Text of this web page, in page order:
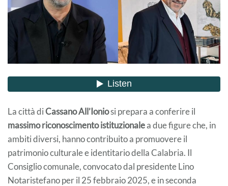
La città diCassano All’Ioniosi prepara a conferire il
massimo riconoscimento istituzionalea due figure che, in
ambiti diversi, hanno contribuito a promuovere il
patrimonio culturale e identitario della Calabria. Il
Consiglio comunale, convocato dal presidente Lino
Notaristefano per il 25 febbraio 2025, e in seconda